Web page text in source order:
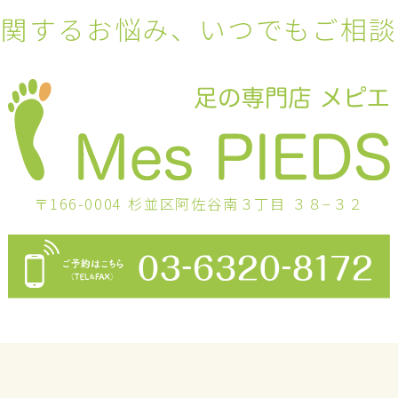
するお悩み、 いつでもご相
〒166-0004杉並区阿佐谷南３丁目 ３８−３２